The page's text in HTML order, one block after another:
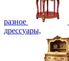
разное
дрессуары,